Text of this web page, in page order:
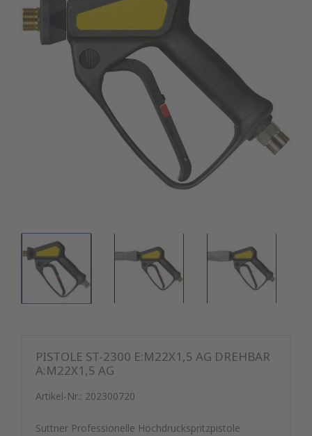
PISTOLE ST-2300 E:M22X1,5 AG DREHBAR
A:M22X1,5 AG
Artikel-Nr.: 202300720
Suttner Professionelle Hochdruckspritzpistole